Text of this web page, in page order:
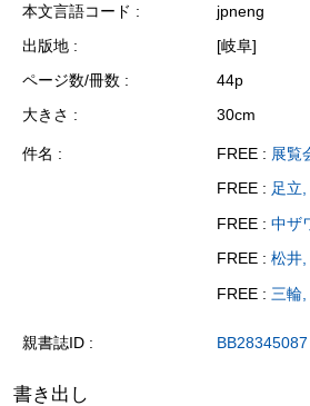
本文言語コード
jpneng
出版地
[岐阜]
ページ数/冊数
44p
大きさ
30cm
件名 FREE : 展覧
FREE : 足立
FREE : 中ザ
FREE : 松井
FREE : 三輪,
親書誌ID BB28345087
書き出し